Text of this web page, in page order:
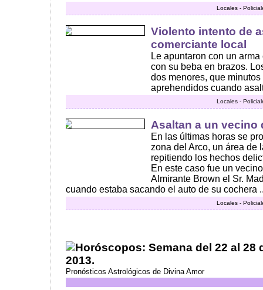
Locales -
Violento intento de
comerciante local
Le apuntaron con un
con su beba en brazos.
dos menores, que
aprehendidos cuando
Locales -
Asaltan a un vecino
En las últimas horas se
zona del Arco, un área de
repitiendo los hechos
En este caso fue un
Almirante Brown el Sr.
cuando estaba sacando el auto de su cochera
Locales -
Horóscopos: Semana del 22 al 28
2013.
Pronósticos Astrológicos de Divina Amor